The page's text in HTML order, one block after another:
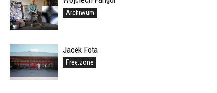
Archiwum
Jacek Fota
Free:zone